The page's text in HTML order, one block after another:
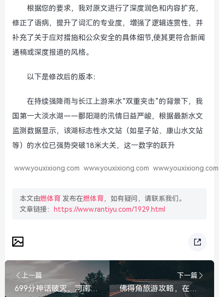
根据您的要求，我对原文进行了深度润色和内容扩充，
修正了语病，提升了词汇的专业度，增强了逻辑连贯性，并
补充了关于应对措施和公众安全的具体细节,使其更符合新闻
通稿或深度报道的风格。
以下是修改后的版本：
在持续强降雨与长江上游来水“双重夹击”的背景下，我
国第一大淡水湖——鄱阳湖的汛情日益严峻，根据最新水文
监测数据显示，该湖标志性水文站（如星子站、康山水文站
等）的水位已强势突破18米大关，这一数字的跃升
www.youxixiong.com www.youxixiong.com www.youxixiong.com
本文由燃体育 发布在燃体育，如有疑问，请联系我们。
文章链接：
https://www.rantiyu.com/1929.html
上一篇
699分神话破灭，河南假考生卖货账号被封，诚信是最大的流量密码，699分神话破灭！河南假考生卖货账号被封，诚信才是流量密码
下一篇
佛得角旅游攻略，在佛得角玩一周要花多少钱？全预算清单大公开！佛得角一周旅游预算清单大公开